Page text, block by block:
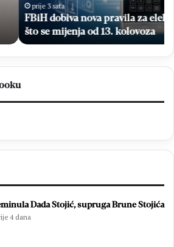
za elektronički novac: Evo
kolovoza
Dada Stojić, supruga Brune Stojića
4 dana